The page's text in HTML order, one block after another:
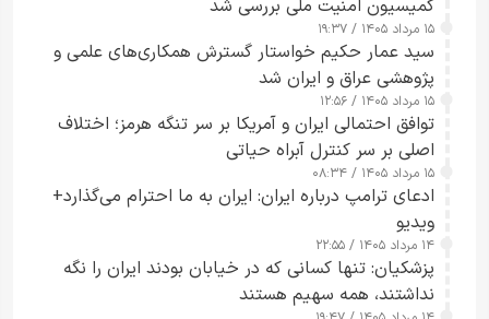
کمیسیون امنیت ملی بررسی شد
۱۵ مرداد ۱۴۰۵ / ۱۹:۳۷
سید عمار حکیم خواستار گسترش همکاری‌های علمی و
پژوهشی عراق و ایران شد
۱۵ مرداد ۱۴۰۵ / ۱۲:۵۶
توافق احتمالی ایران و آمریکا بر سر تنگه هرمز؛ اختلاف
اصلی بر سر کنترل آبراه حیاتی
۱۵ مرداد ۱۴۰۵ / ۰۸:۳۴
ادعای ترامپ درباره ایران: ایران به ما احترام می‌گذارد+
ویدیو
۱۴ مرداد ۱۴۰۵ / ۲۲:۵۵
پزشکیان: تنها کسانی که در خیابان بودند ایران را نگه
نداشتند، همه سهیم هستند